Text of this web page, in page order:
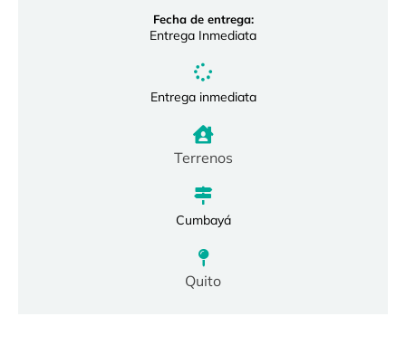
Fecha de entrega:
Entrega Inmediata
Entrega inmediata
Terrenos
Cumbayá
Quito